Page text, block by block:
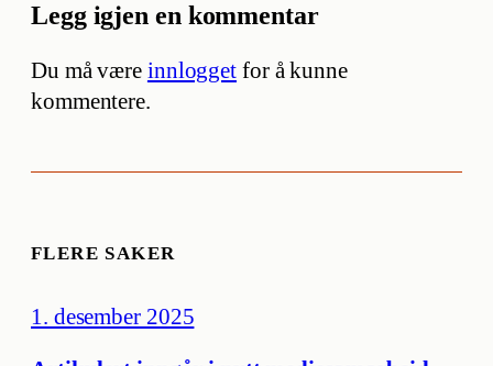
Legg igjen en kommentar
Du må være innlogget for å kunne
kommentere.
FLERE SAKER
1. desember 2025